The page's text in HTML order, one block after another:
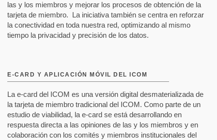
las y los miembros y mejorar los procesos de obtención de la
tarjeta de miembro. La iniciativa también se centra en reforzar
la conectividad en toda nuestra red, optimizando al mismo
tiempo la privacidad y precisión de los datos.
E-CARD Y APLICACIÓN MÓVIL DEL ICOM
La e-card del ICOM es una versión digital desmaterializada de
la tarjeta de miembro tradicional del ICOM. Como parte de un
estudio de viabilidad, la e-card se está desarrollando en
respuesta directa a las opiniones de las y los miembros y en
colaboración con los comités y miembros institucionales del